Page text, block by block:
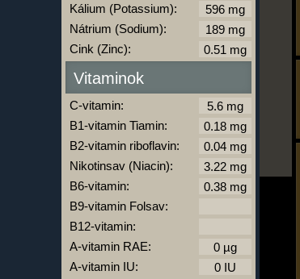
kalóriabázis.hu
Kálium (Potassium):
Nátrium (Sodium):
Cink (Zinc):
Vitaminok
C-vitamin:
B1-vitamin Tiamin:
B2-vitamin riboflavin:
Nikotinsav (Niacin):
B6-vitamin:
B9-vitamin Folsav:
B12-vitamin:
A-vitamin RAE:
A-vitamin IU: